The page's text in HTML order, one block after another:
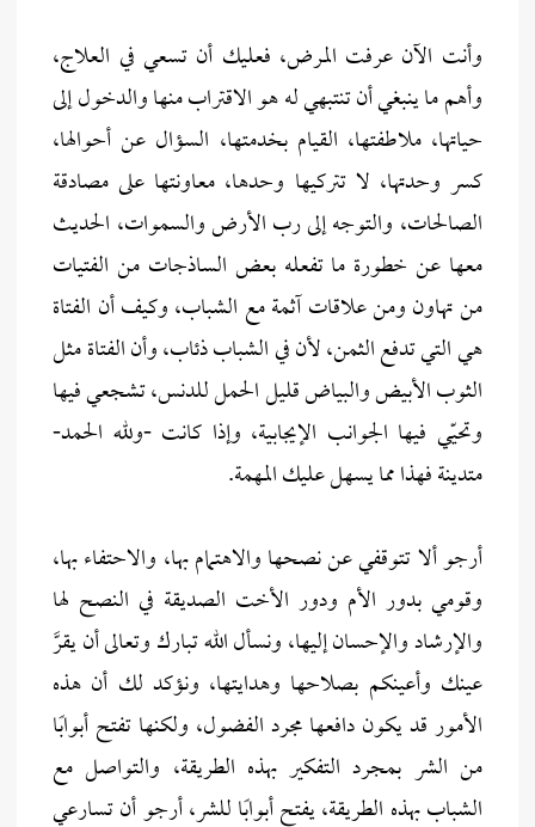
وأنت الآن عرفت المرض، فعليك أن تسعي في العلاج،
وأهم ما ينبغي أن تنتبهي له هو الاقتراب منها والدخول إلى
حياتها، ملاطفتها، القيام بخدمتها، السؤال عن أحوالها،
كسر وحدتها، لا تتركيها وحدها، معاونتها على مصادقة
الصالحات، والتوجه إلى رب الأرض والسموات، الحديث
معها عن خطورة ما تفعله بعض الساذجات من الفتيات
من تهاون ومن علاقات آثمة مع الشباب، وكيف أن الفتاة
هي التي تدفع الثمن، لأن في الشباب ذئاب، وأن الفتاة مثل
الثوب الأبيض والبياض قليل الحمل للدنس، تشجعي فيها
وتحيّي فيها الجوانب الإيجابية، وإذا كانت -ولله الحمد-
متدينة فهذا مما يسهل عليك المهمة.
أرجو ألا تتوقفي عن نصحها والاهتمام بها، والاحتفاء بها،
وقومي بدور الأم ودور الأخت الصديقة في النصح لها
والإرشاد والإحسان إليها، ونسأل الله تبارك وتعالى أن يقرَّ
عينك وأعينكم بصلاحها وهدايتها، ونؤكد لك أن هذه
الأمور قد يكون دافعها مجرد الفضول، ولكنها تفتح أبوابًا
من الشر بمجرد التفكير بهذه الطريقة، والتواصل مع
الشباب بهذه الطريقة، يفتح أبوابًا للشر، أرجو أن تسارعي